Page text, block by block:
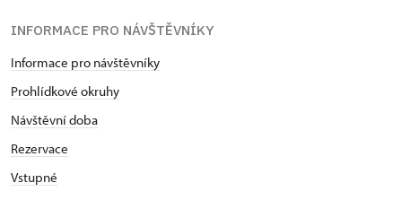
INFORMACE PRO NÁVŠTĚVNÍKY
Informace pro návštěvníky
Prohlídkové okruhy
Návštěvní doba
Rezervace
Vstupné